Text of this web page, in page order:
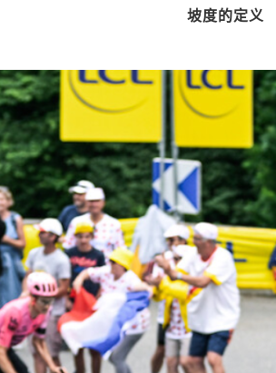
坡度的定义